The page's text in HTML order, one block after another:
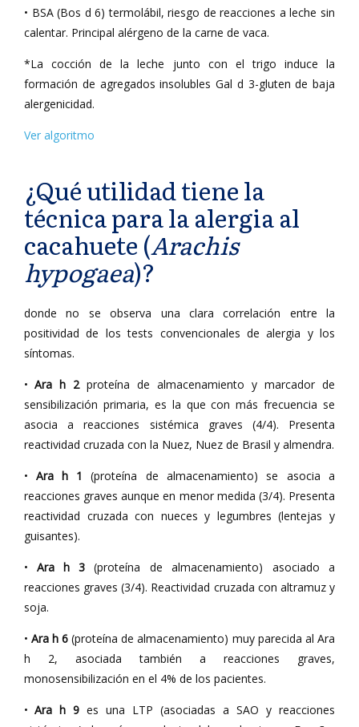
• BSA (Bos d 6) termolábil, riesgo de reacciones a leche sin
calentar. Principal alérgeno de la carne de vaca.
*La cocción de la leche junto con el trigo induce la
formación de agregados insolubles Gal d 3-gluten de baja
alergenicidad.
Ver algoritmo
¿Qué utilidad tiene la
técnica para la alergia al
cacahuete (Arachis
hypogaea)?
donde no se observa una clara correlación entre la
positividad de los tests convencionales de alergia y los
síntomas.
• Ara h 2proteína de almacenamiento y marcador de
sensibilización primaria, es la que con más frecuencia se
asocia a reacciones sistémica graves (4/4). Presenta
reactividad cruzada con la Nuez, Nuez de Brasil y almendra.
• Ara h 1
(proteína de almacenamiento) se asocia a
reacciones graves aunque en menor medida (3/4). Presenta
reactividad cruzada con nueces y legumbres (lentejas y
guisantes).
• Ara h 3 (proteína de almacenamiento) asociado a
reacciones graves (3/4). Reactividad cruzada con altramuz y
soja.
• Ara h 6 (proteína de almacenamiento) muy parecida al Ara
h 2, asociada también a reacciones graves,
monosensibilización en el 4% de los pacientes.
• Ara h 9 es una LTP (asociadas a SAO y reacciones